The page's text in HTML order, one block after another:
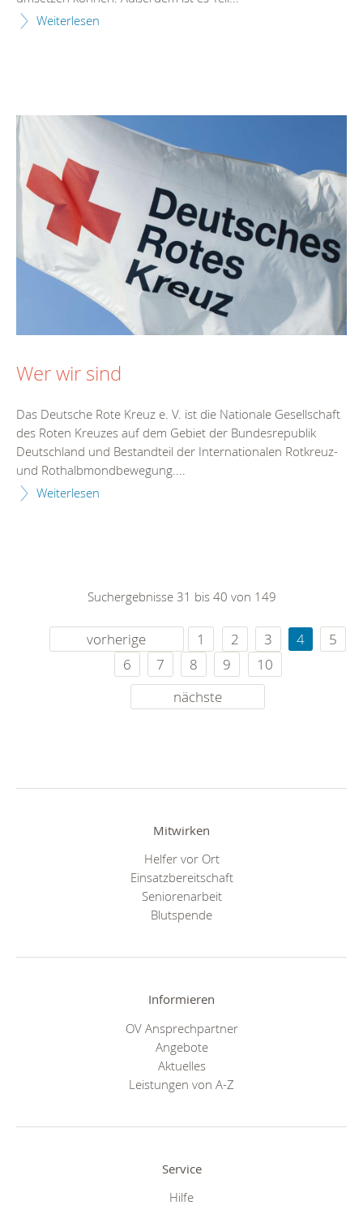
Weiterlesen
Wer wir sind
Das Deutsche Rote Kreuz e. V. ist die Nationale Gesellschaft
des Roten Kreuzes auf dem Gebiet der Bundesrepublik
Deutschland und Bestandteil der Internationalen Rotkreuz-
und Rothalbmondbewegung....
Weiterlesen
Suchergebnisse 31 bis 40 von 149
vorherige 1 2 3 4
5
6
7 8 9
10
nächste
Mitwirken
Helfer vor Ort
Einsatzbereitschaft
Seniorenarbeit
Blutspende
Informieren
OV Ansprechpartner
Angebote
Aktuelles
Leistungen von A-Z
Service
Hilfe